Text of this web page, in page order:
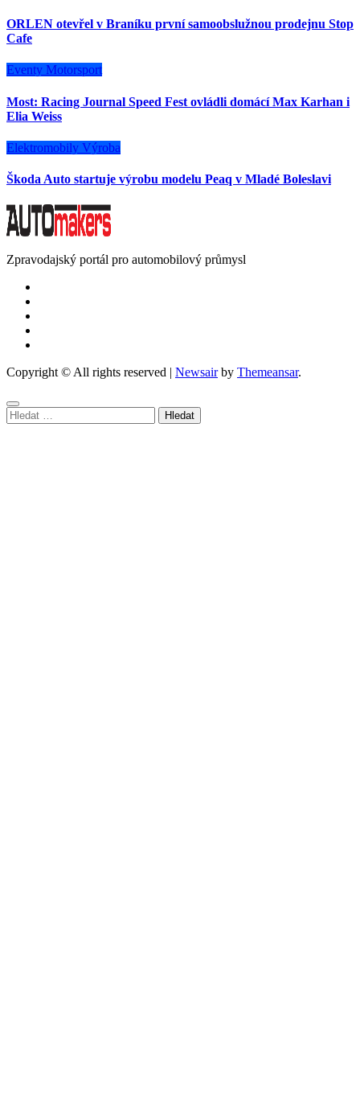
ORLEN otevřel v Braníku první samoobslužnou prodejnu Stop
Cafe
Eventy Motorsport
Most: Racing Journal Speed Fest ovládli domácí Max Karhan i
Elia Weiss
Elektromobily Výroba
Škoda Auto startuje výrobu modelu Peaq v Mladé Boleslavi
Zpravodajský portál pro automobilový průmysl
Copyright © All rights reserved | Newsairby Themeansar.
Vyhledávání